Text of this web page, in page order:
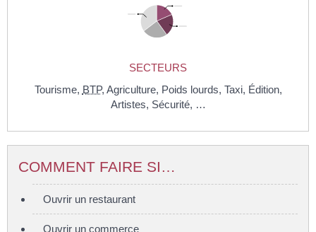
SECTEURS
Tourisme, BTP, Agriculture, Poids lourds, Taxi, Édition,
Artistes, Sécurité, …
COMMENT FAIRE SI…
Ouvrir un restaurant
Ouvrir un commerce